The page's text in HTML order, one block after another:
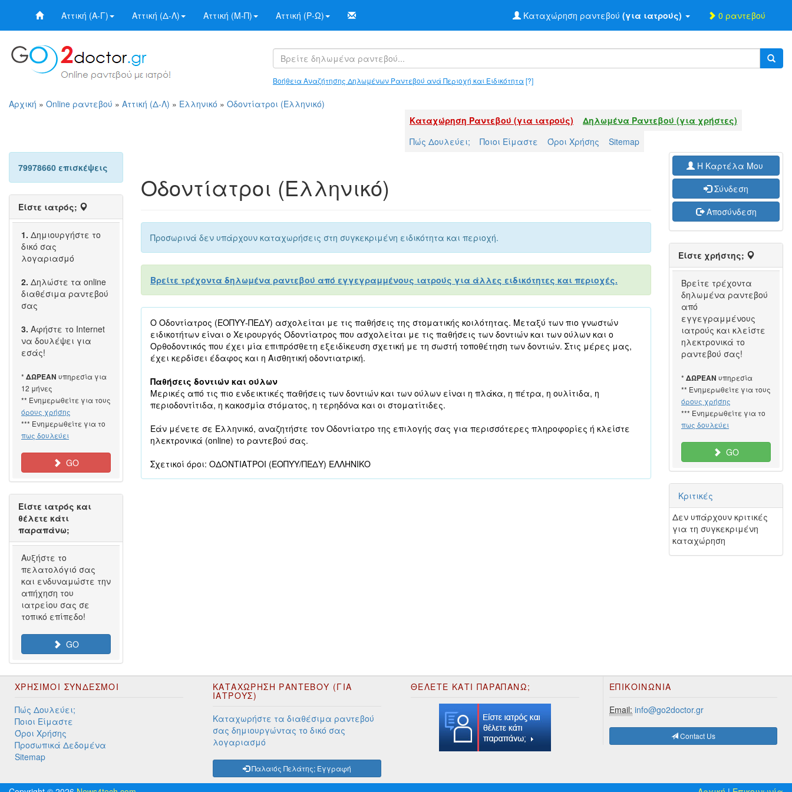
Αττική (Α-Γ) Αττική (Δ-Λ) Αττική (Μ-Π) Αττική (Ρ-Ω) Καταχώρηση ραντεβού (για ιατρούς) 0 ραντεβού
Βοήθεια Αναζήτησης Δηλωμένων Ραντεβού ανά Περιοχή και Ειδικότητα[?]
Αρχική » Online ραντεβού » Αττική (Δ-Λ) » Ελληνικό » Οδοντίατροι (Ελληνικό)
Καταχώρηση Ραντεβού (για ιατρούς)
Δηλωμένα Ραντεβού (για χρήστες)
Πώς Δουλεύει;
Ποιοι Είμαστε Όροι Χρήσης Sitemap
Οδοντίατροι (Ελληνικό)
Προσωρινά δεν υπάρχουν καταχωρήσεις στη συγκεκριμένη ειδικότητα και περιοχή.
Βρείτε τρέχοντα δηλωμένα ραντεβού από εγγεγραμμένους ιατρούς για άλλες ειδικότητες και περιοχές.
Ο Οδοντίατρος (ΕΟΠΥΥ-ΠΕΔΥ) ασχολείται με τις παθήσεις της στοματικής κοιλότητας. Μεταξύ των πιο γνωστών
ειδικοτήτων είναι ο Χειρουργός Οδοντίατρος που ασχολείται με τις παθήσεις των δοντιών και των ούλων και ο
Ορθοδοντικός που έχει μία επιπρόσθετη εξειδίκευση σχετική με τη σωστή τοποθέτηση των δοντιών. Στις μέρες μας,
έχει κερδίσει έδαφος και η Αισθητική οδοντιατρική.
Παθήσεις δοντιών και ούλων
Μερικές από τις πιο ενδεικτικές παθήσεις των δοντιών και των ούλων είναι η πλάκα, η πέτρα, η ουλίτιδα, η
περιοδοντίτιδα, η κακοσμία στόματος, η τερηδόνα και οι στοματίτιδες.
Εάν μένετε σε Ελληνικό, αναζητήστε τον Οδοντίατρο της επιλογής σας για περισσότερες πληροφορίες ή κλείστε
ηλεκτρονικά (online) το ραντεβού σας.
Σχετικοί όροι: ΟΔΟΝΤΙΑΤΡΟΙ (ΕΟΠΥΥ/ΠΕΔΥ) ΕΛΛΗΝΙΚΟ
79978660 επισκέψεις
Είστε ιατρός;
1. Δημιουργήστε το
δικό σας
λογαριασμό
2. Δηλώστε τα online
διαθέσιμα ραντεβού
σας
3. Αφήστε το Internet
να δουλέψει για
εσάς!
* ΔΩΡΕΑΝ υπηρεσία για
12 μήνες
** Ενημερωθείτε για τους
όρους χρήσης
*** Ενημερωθείτε για το
πως δουλεύει
GO
Είστε ιατρός και
θέλετε κάτι
παραπάνω;
Αυξήστε το
πελατολόγιό σας
και ενδυναμώστε την
απήχηση του
ιατρείου σας σε
τοπικό επίπεδο!
GO
H Καρτέλα Μου
Σύνδεση
Αποσύνδεση
Είστε χρήστης;
Βρείτε τρέχοντα
δηλωμένα ραντεβού
από
εγγεγραμμένους
ιατρούς και κλείστε
ηλεκτρονικά το
ραντεβού σας!
* ΔΩΡΕΑΝ υπηρεσία
** Ενημερωθείτε για τους
όρους χρήσης
*** Ενημερωθείτε για το
πως δουλεύει
GO
Κριτικές
Δεν υπάρχουν κριτικές
για τη συγκεκριμένη
καταχώρηση
ΧΡΉΣΙΜΟΙ ΣΎΝΔΕΣΜΟΙ
Πώς Δουλεύει;
Ποιοι Είμαστε
Όροι Χρήσης
Προσωπικά Δεδομένα
Sitemap
ΚΑΤΑΧΩΡΗΣΗ ΡΑΝΤΕΒΟΥ (ΓΙΑ
ΙΑΤΡΟΥΣ)
Καταχωρήστε τα διαθέσιμα ραντεβού
σας δημιουργώντας το δικό σας
λογαριασμό
Παλαιός Πελάτης; Εγγραφή
ΘΕΛΕΤΕ ΚΑΤΙ ΠΑΡΑΠΑΝΩ;
ΕΠΙΚΟΙΝΩΝΊΑ
Email: info@go2doctor.gr
Contact Us